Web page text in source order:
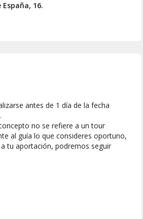
España, 16.
antes de 1 día de la fecha
no se refiere a un tour
al guía lo que consideres oportuno,
tu aportación, podremos seguir